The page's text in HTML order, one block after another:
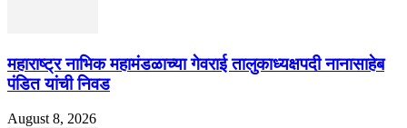
महाराष्ट्र नाभिक महामंडळाच्या गेवराई तालुकाध्यक्षपदी नानासाहेब
पंडित यांची निवड
August 8, 2026